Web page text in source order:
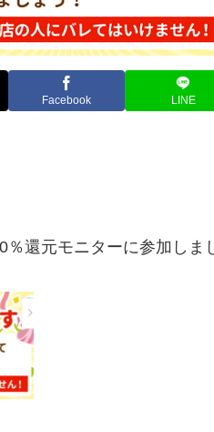
Facebook LINE
％還元モニターに参加しま